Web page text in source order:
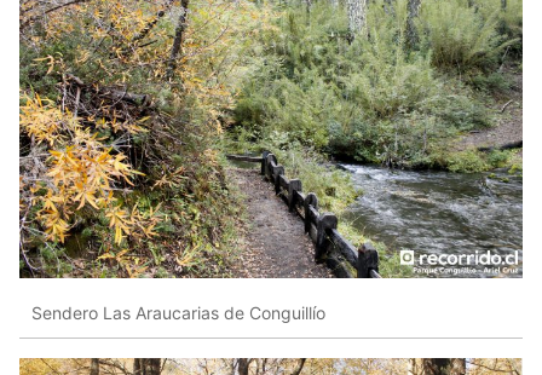
Sendero Las Araucarias de Conguillío